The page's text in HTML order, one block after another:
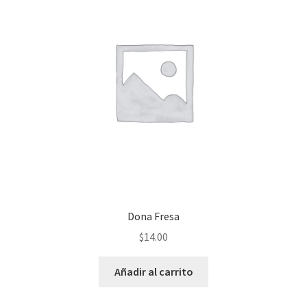
Dona Fresa
$14.00
Añadir al carrito